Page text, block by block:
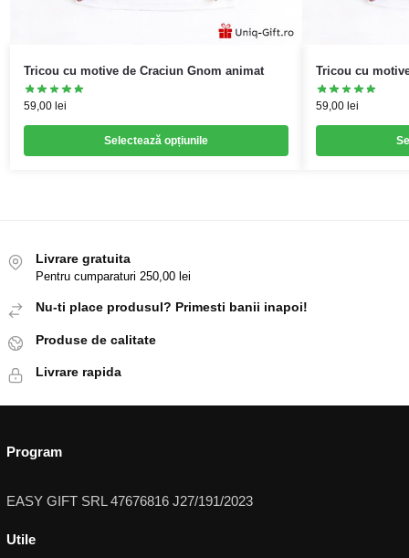
Tricou cu motive de Craciun Gnom animat
59,00 lei
Selectează opțiunile
Tricou cu
59,00 lei
Livrare gratuita
Pentru cumparaturi 250,00 lei
Nu-ti place produsul? Primesti banii inapoi!
Produse de calitate
Livrare rapida
Program
EASY GIFT SRL 47676816 J27/191/2023
Utile